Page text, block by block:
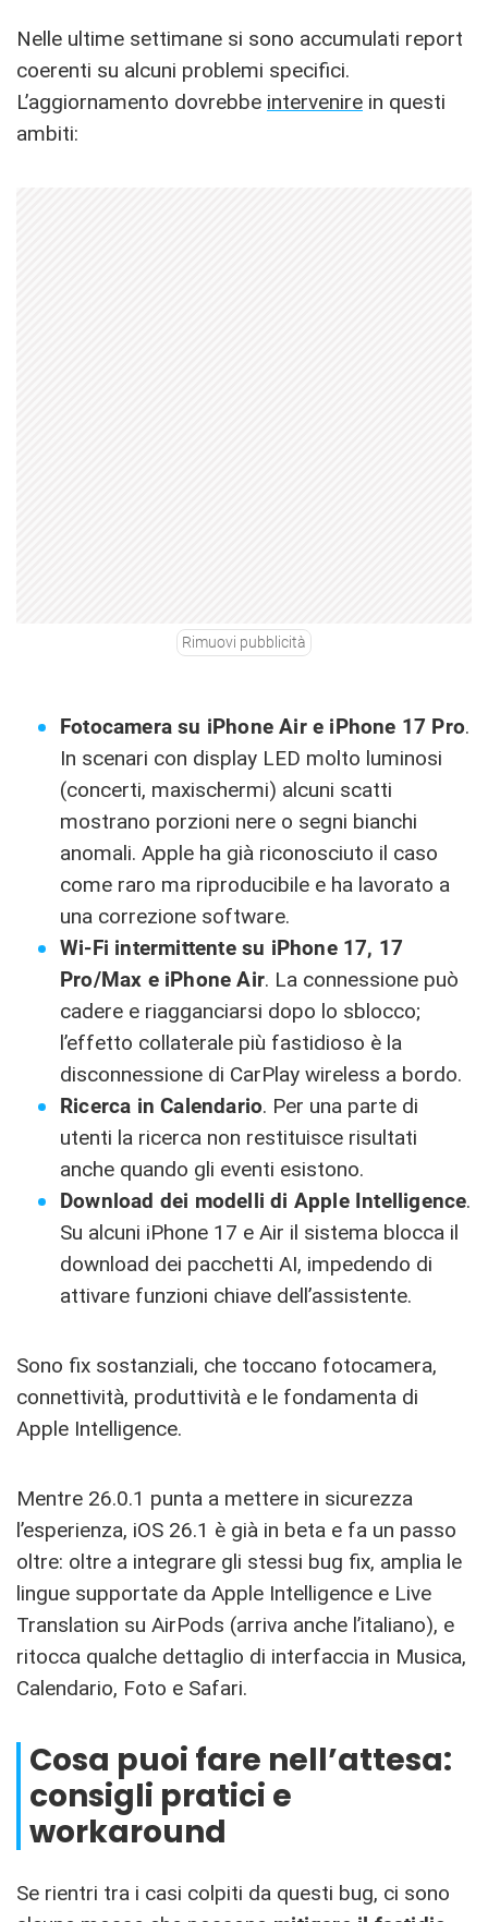
Nelle ultime settimane si sono accumulati report
coerenti su alcuni problemi specifici.
L’aggiornamento dovrebbe intervenire in questi
ambiti:
Rimuovi pubblicità
Fotocamera su iPhone Air e iPhone 17 Pro.
In scenari con display LED molto luminosi
(concerti, maxischermi) alcuni scatti
mostrano porzioni nere o segni bianchi
anomali. Apple ha già riconosciuto il caso
come raro ma riproducibile e ha lavorato a
una correzione software.
Wi-Fi intermittente su iPhone 17, 17
Pro/Max e iPhone Air. La connessione può
cadere e riagganciarsi dopo lo sblocco;
l’effetto collaterale più fastidioso è la
disconnessione di CarPlay wireless a bordo.
Ricerca in Calendario. Per una parte di
utenti la ricerca non restituisce risultati
anche quando gli eventi esistono.
Download dei modelli di Apple Intelligence.
Su alcuni iPhone 17 e Air il sistema blocca il
download dei pacchetti AI, impedendo di
attivare funzioni chiave dell’assistente.
Sono fix sostanziali, che toccano fotocamera,
connettività, produttività e le fondamenta di
Apple Intelligence.
Mentre 26.0.1 punta a mettere in sicurezza
l’esperienza, iOS 26.1 è già in beta e fa un passo
oltre: oltre a integrare gli stessi bug fix, amplia le
lingue supportate da Apple Intelligence e Live
Translation su AirPods (arriva anche l’italiano), e
ritocca qualche dettaglio di interfaccia in Musica,
Calendario, Foto e Safari.
Cosa puoi fare nell’attesa:
consigli pratici e
workaround
Se rientri tra i casi colpiti da questi bug, ci sono